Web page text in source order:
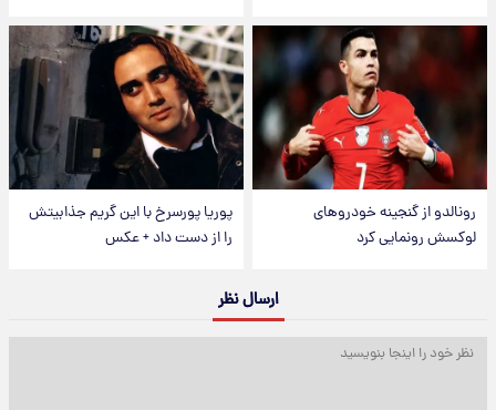
رونالدو از گنجینه خودروهای
لوکسش رونمایی کرد
پوریا پورسرخ با این گریم جذابیتش
را از دست داد + عکس
ارسال نظر